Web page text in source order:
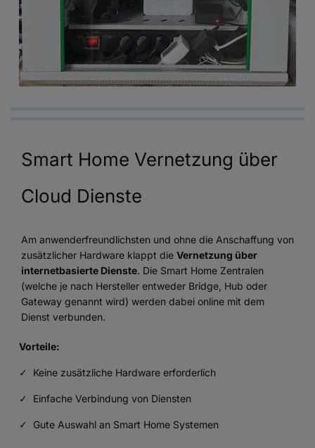
Smart Home Vernetzung über
Cloud Dienste
Am anwenderfreundlichsten und ohne die Anschaffung von
zusätzlicher Hardware klappt die Vernetzung über
internetbasierte Dienste. Die Smart Home Zentralen
(welche je nach Hersteller entweder Bridge, Hub oder
Gateway genannt wird) werden dabei online mit dem
Dienst verbunden.
Vorteile:
✓ Keine zusätzliche Hardware erforderlich
✓ Einfache Verbindung von Diensten
✓ Gute Auswahl an Smart Home Systemen